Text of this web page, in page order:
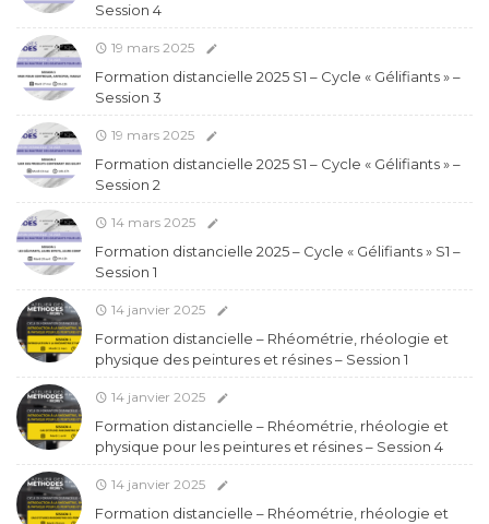
Session 4
19 mars 2025
Formation distancielle 2025 S1 – Cycle « Gélifiants » –
Session 3
19 mars 2025
Formation distancielle 2025 S1 – Cycle « Gélifiants » –
Session 2
14 mars 2025
Formation distancielle 2025 – Cycle « Gélifiants » S1 –
Session 1
14 janvier 2025
Formation distancielle – Rhéométrie, rhéologie et
physique des peintures et résines – Session 1
14 janvier 2025
Formation distancielle – Rhéométrie, rhéologie et
physique pour les peintures et résines – Session 4
14 janvier 2025
Formation distancielle – Rhéométrie, rhéologie et